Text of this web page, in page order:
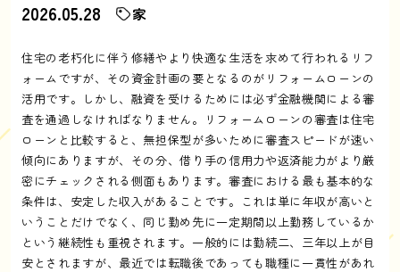
2026.05.28 家
住宅の老朽化に伴う修繕やより快適な生活を求めて行われるリフ
ォームですが、その資金計画の要となるのがリフォームローンの
活用です。しかし、融資を受けるためには必ず金融機関による審
査を通過しなければなりません。リフォームローンの審査は住宅
ローンと比較すると、無担保型が多いために審査スピードが速い
傾向にありますが、その分、借り手の信用力や返済能力がより厳
密にチェックされる側面もあります。審査における最も基本的な
条件は、安定した収入があることです。これは単に年収が高いと
いうことだけでなく、同じ勤め先に一定期間以上勤務しているか
という継続性も重視されます。一般的には勤続二、三年以上が目
安とされますが、最近では転職後であっても職種に一貫性があれ